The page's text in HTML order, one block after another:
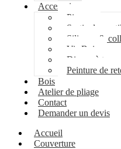
Accessoires
Pipeco
Sortie de
Silicone &
Vis Bois
Disque à
Peinture de
Bois
Atelier de pliage
Contact
Demander un devis
Accueil
Couverture